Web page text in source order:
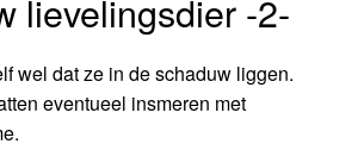
lievelingsdier -2-
wel dat ze in de schaduw liggen.
eventueel insmeren met